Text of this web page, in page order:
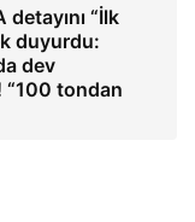
detayını “İlk
duyurdu:
dev
tondan